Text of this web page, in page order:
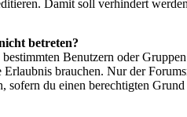
Damit soll verhindert
betreten?
Benutzern oder
Erlaubnis brauchen. Nur der
sofern du einen berechtigten